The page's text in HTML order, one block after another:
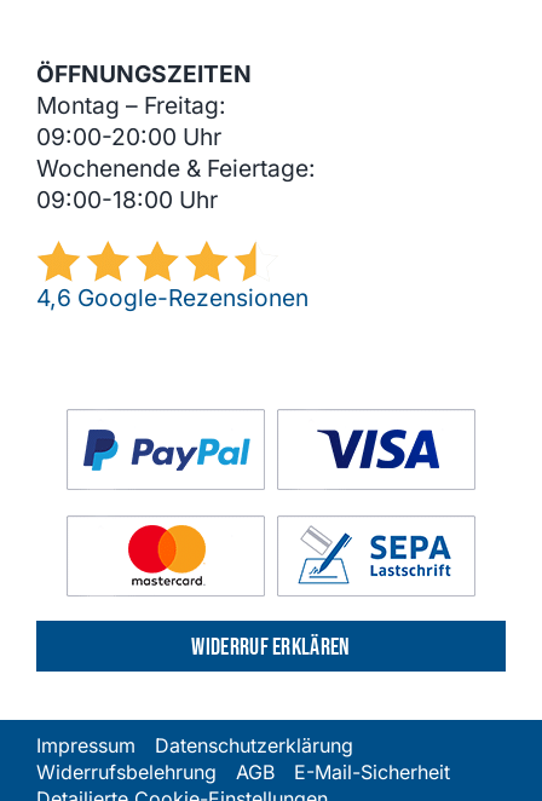
ÖFFNUNGSZEITEN
Montag – Freitag:
09:00-20:00 Uhr
Wochenende & Feiertage:
09:00-18:00 Uhr
4,6 Google-Rezensionen
Widerruf erklären
Impressum
Datenschutzerklärung
Widerrufsbelehrung
AGB
E-Mail-Sicherheit